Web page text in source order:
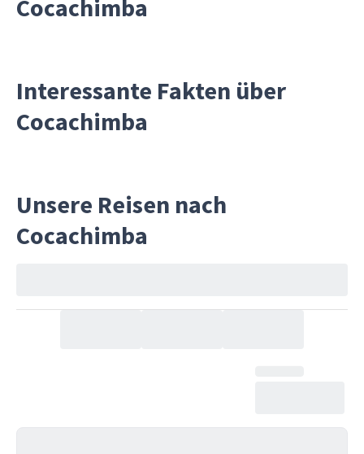
Cocachimba
Interessante Fakten über
Cocachimba
Unsere Reisen nach
Cocachimba